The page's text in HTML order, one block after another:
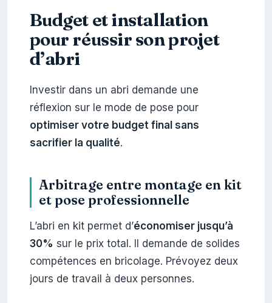
Budget et installation
pour réussir son projet
d’abri
Investir dans un abri demande une
réflexion sur le mode de pose pour
optimiser votre budget final sans
sacrifier la qualité.
Arbitrage entre montage en kit
et pose professionnelle
L’abri en kit permet d’économiser jusqu’à
30% sur le prix total. Il demande de solides
compétences en bricolage. Prévoyez deux
jours de travail à deux personnes.